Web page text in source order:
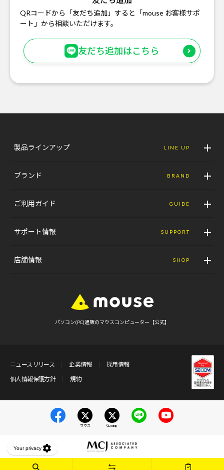
QRコードから「友だち追加」すると「mouse お客様サポ
ート」から相談いただけます。
友だち追加はこちら
製品ラインアップ LINE UP
ブランド BRAND
ご利用ガイド GUIDE
サポート情報 SUPPORT
店舗情報 SHOP
パソコン(PC)通販のマウスコンピューター【公式】
ニュースリリース 企業情報
採用情報
個人情報保護方針
規約
マウス Gaming